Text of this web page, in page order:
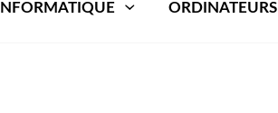
INFORMATIQUE ORDINATEURS